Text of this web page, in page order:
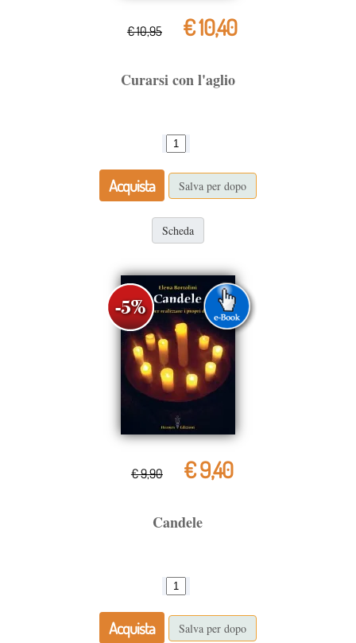
€ 10,95 € 10,40
Curarsi con l'aglio
Acquista Salva per dopo
Scheda
€ 9,90 € 9,40
Candele
Acquista Salva per dopo